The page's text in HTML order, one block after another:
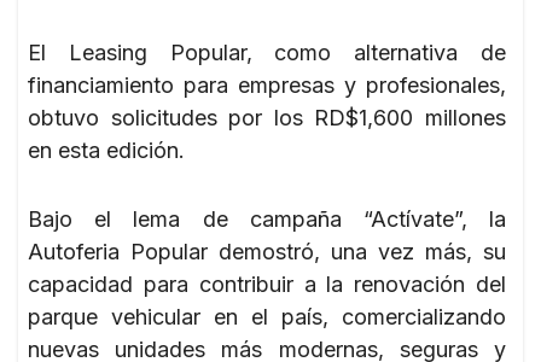
El Leasing Popular, como alternativa de
financiamiento para empresas y profesionales,
obtuvo solicitudes por los RD$1,600 millones
en esta edición.
Bajo el lema de campaña “Actívate”, la
Autoferia Popular demostró, una vez más, su
capacidad para contribuir a la renovación del
parque vehicular en el país, comercializando
nuevas unidades más modernas, seguras y